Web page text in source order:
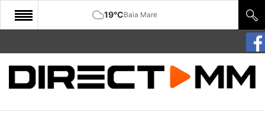
19°CBaia Mare
START
COMUNITATE